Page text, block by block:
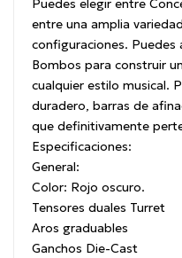
Puedes elegir entre
entre una amplia
configuraciones. Puedes
Bombos para construir
cualquier estilo musical.
duradero, barras de
que definitivamente
Especificaciones:
General:
Color: Rojo oscuro.
Tensores duales Turret
Aros graduables
Ganchos Die-Cast